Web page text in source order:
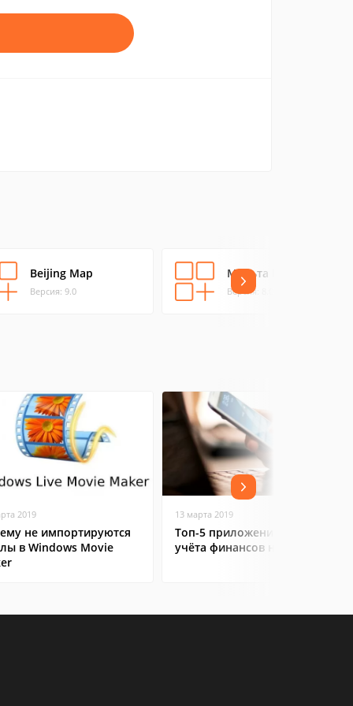
Beijing Map
Версия: 9.0
Мальта Карта
Версия: 8.0
2019
не импортируются
в Windows Movie
13 марта 2019
Топ-5 приложений для
учёта финансов на Android